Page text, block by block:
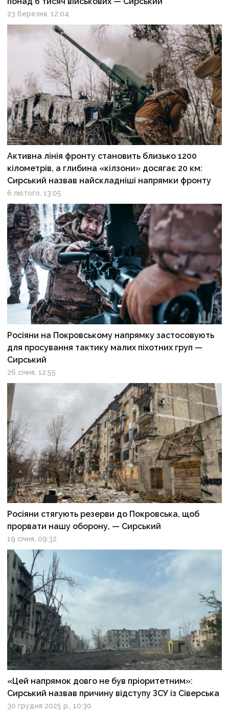
23 березня, 12:04
Активна лінія фронту становить близько 1200
кілометрів, а глибина «кілзони» досягає 20 км:
Сирський назвав найскладніші напрямки фронту
6 лютого, 13:05
Росіяни на Покровському напрямку застосовують
для просування тактику малих піхотних груп —
Сирський
26 січня, 12:55
Росіяни стягують резерви до Покровська, щоб
прорвати нашу оборону, — Сирський
19 січня, 09:32
«Цей напрямок довго не був пріоритетним»:
Сирський назвав причину відступу ЗСУ із Сіверська
30 грудня 2025 р., 10:30